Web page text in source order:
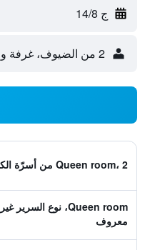
ج 14/8
2 من الضيوف، غرفة واحدة
Queen room، 2 من أسرّة الكوين
Queen room، نوع السرير غير
معروف